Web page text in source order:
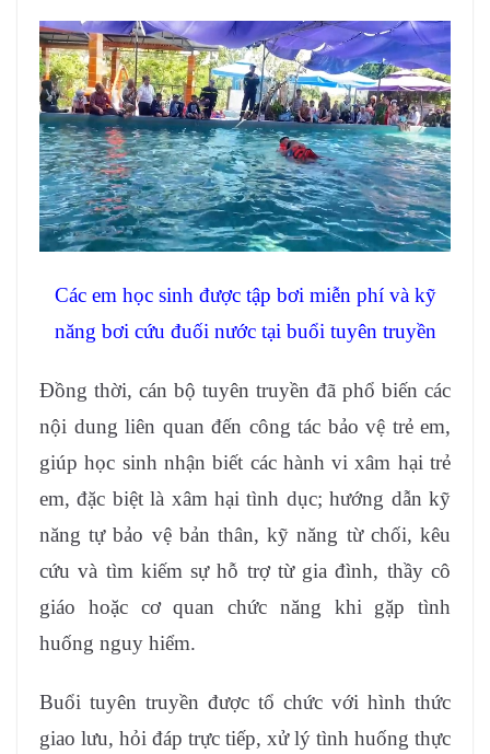
Các em học sinh được tập bơi miễn phí và kỹ
năng bơi cứu đuối nước tại buổi tuyên truyền
Đồng thời, cán bộ tuyên truyền đã phổ biến các
nội dung liên quan đến công tác bảo vệ trẻ em,
giúp học sinh nhận biết các hành vi xâm hại trẻ
em, đặc biệt là xâm hại tình dục; hướng dẫn kỹ
năng tự bảo vệ bản thân, kỹ năng từ chối, kêu
cứu và tìm kiếm sự hỗ trợ từ gia đình, thầy cô
giáo hoặc cơ quan chức năng khi gặp tình
huống nguy hiểm.
Buổi tuyên truyền được tổ chức với hình thức
giao lưu, hỏi đáp trực tiếp, xử lý tình huống thực